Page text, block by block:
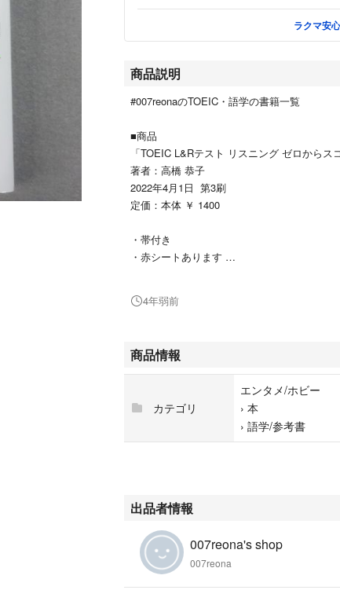
ラクマ安
商品説明
#007reonaのTOEIC・語学の書籍一覧
■商品
「TOEIC L&Rテスト リスニング ゼロからス
著者：高橋 恭子
2022年4月1日 第3刷
定価：本体 ￥ 1400
・帯付き
・赤シートあります
・中身は、書き込み・マーカー・角折れなど
ろしくお願いします。
中古品に対して新品相当の品質を求める方・
な方は、ご購入をお控え願います。
4年弱前
商品情報
カテゴリ
エンタメ/ホビー
› 本
› 語学/参考書
出品者情報
007reona's shop
007reona